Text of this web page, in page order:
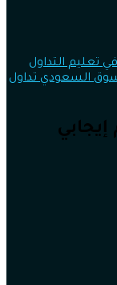
تعليم التداول
السعودي تداول